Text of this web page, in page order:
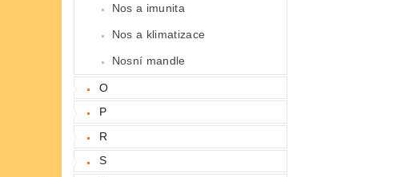
Nos a imunita
Nos a klimatizace
Nosní mandle
O
P
R
S